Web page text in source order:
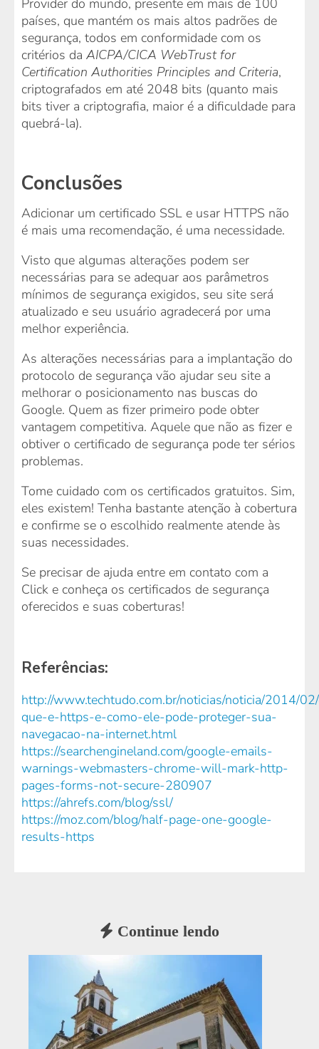
Provider do mundo, presente em mais de 100
países, que mantém os mais altos padrões de
segurança, todos em conformidade com os
critérios da AICPA/CICA WebTrust for
Certification Authorities Principles and Criteria,
criptografados em até 2048 bits (quanto mais
bits tiver a criptografia, maior é a dificuldade para
quebrá-la).
Conclusões
Adicionar um certificado SSL e usar HTTPS não
é mais uma recomendação, é uma necessidade.
Visto que algumas alterações podem ser
necessárias para se adequar aos parâmetros
mínimos de segurança exigidos, seu site será
atualizado e seu usuário agradecerá por uma
melhor experiência.
As alterações necessárias para a implantação do
protocolo de segurança vão ajudar seu site a
melhorar o posicionamento nas buscas do
Google. Quem as fizer primeiro pode obter
vantagem competitiva. Aquele que não as fizer e
obtiver o certificado de segurança pode ter sérios
problemas.
Tome cuidado com os certificados gratuitos. Sim,
eles existem! Tenha bastante atenção à cobertura
e confirme se o escolhido realmente atende às
suas necessidades.
Se precisar de ajuda entre em contato com a
Click e conheça os certificados de segurança
oferecidos e suas coberturas!
Referências:
http://www.techtudo.com.br/noticias/noticia/2014/
que-e-https-e-como-ele-pode-proteger-sua-
navegacao-na-internet.html
https://searchengineland.com/google-emails-
warnings-webmasters-chrome-will-mark-http-
pages-forms-not-secure-280907
https://ahrefs.com/blog/ssl/
https://moz.com/blog/half-page-one-google-
results-https
Continue lendo